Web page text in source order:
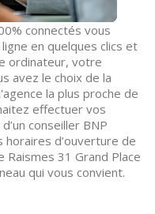
connectés vous
en quelques clics et
ordinateur, votre
avez le choix de la
la plus proche de
effectuer vos
conseiller BNP
horaires d’ouverture de
Raismes 31 Grand Place
qui vous convient.